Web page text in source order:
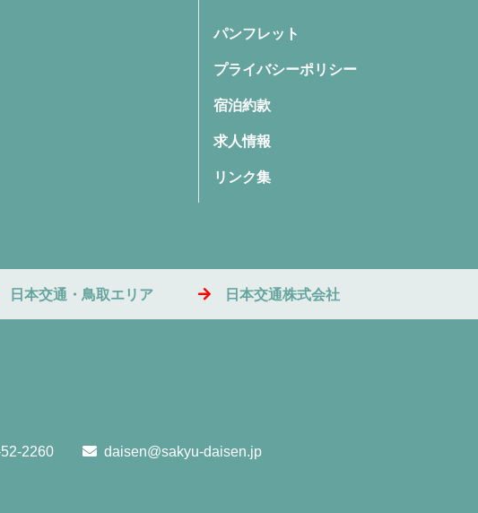
パンフレット
プライバシーポリシー
宿泊約款
求人情報
リンク集
日本交通・鳥取エリア 日本交通株式会社
2260 daisen@sakyu-daisen.jp